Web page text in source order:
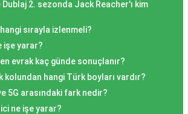
2. sezonda Jack Reacher'ı kim
sırayla izlenmeli?
işe yarar?
evrak kaç günde sonuçlanır?
kolundan hangi Türk boyları vardır?
5G arasındaki fark nedir?
ne işe yarar?